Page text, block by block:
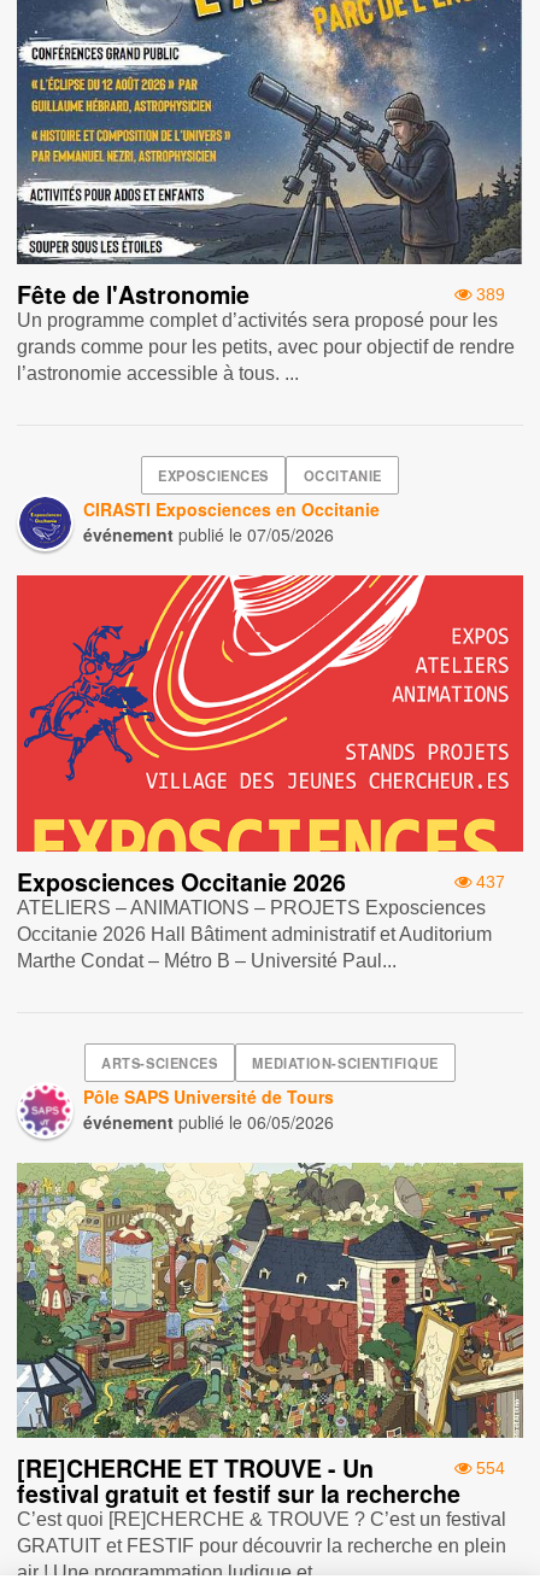
389
Fête de l'Astronomie
Un programme complet d’activités sera proposé pour les
grands comme pour les petits, avec pour objectif de rendre
l’astronomie accessible à tous. ...
EXPOSCIENCES OCCITANIE
CIRASTI Exposciences en Occitanie
événement publié le07/05/2026
437
Exposciences Occitanie 2026
ATELIERS – ANIMATIONS – PROJETS Exposciences
Occitanie 2026 Hall Bâtiment administratif et Auditorium
Marthe Condat – Métro B – Université Paul...
ARTS-SCIENCES MEDIATION-SCIENTIFIQUE
Pôle SAPS Université de Tours
événement publié le06/05/2026
554
[RE]CHERCHE ET TROUVE - Un
festival gratuit et festif sur la recherche
C’est quoi [RE]CHERCHE & TROUVE ? C’est un festival
GRATUIT et FESTIF pour découvrir la recherche en plein
air ! Une programmation ludique et...